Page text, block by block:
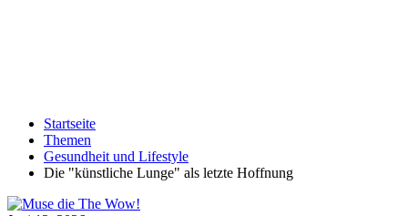
Startseite
Themen
Gesundheit und Lifestyle
Die "künstliche Lunge" als letzte Hoffnung